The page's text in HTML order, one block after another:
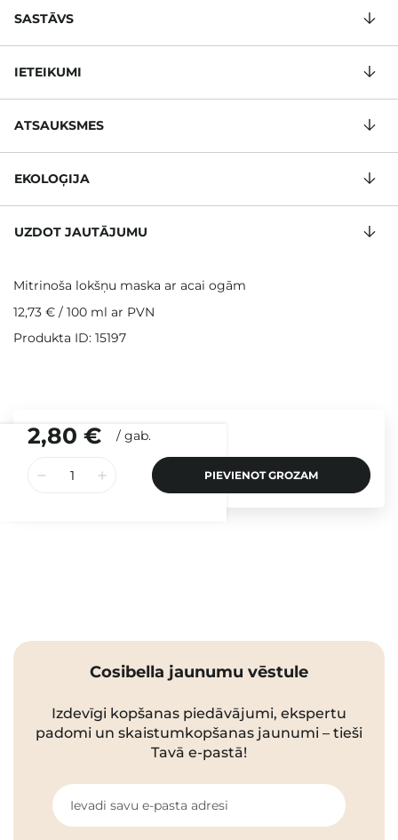
2,80 € / gab.
PIEVIENOT GROZAM
SASTĀVS
IETEIKUMI
ATSAUKSMES
EKOLOĢIJA
UZDOT JAUTĀJUMU
Mitrinoša lokšņu maska ar acai ogām
12,73 € / 100 ml ar PVN
Produkta ID: 15197
Cosibella jaunumu vēstule
Izdevīgi kopšanas piedāvājumi, ekspertu
padomi un skaistumkopšanas jaunumi – tieši
Tavā e-pastā!
Ievadi savu e-pasta adresi